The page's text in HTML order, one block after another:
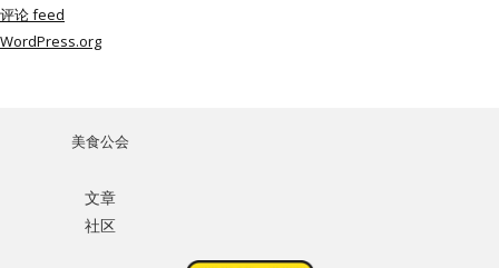
评论 feed
WordPress.org
美食公会
文章
社区